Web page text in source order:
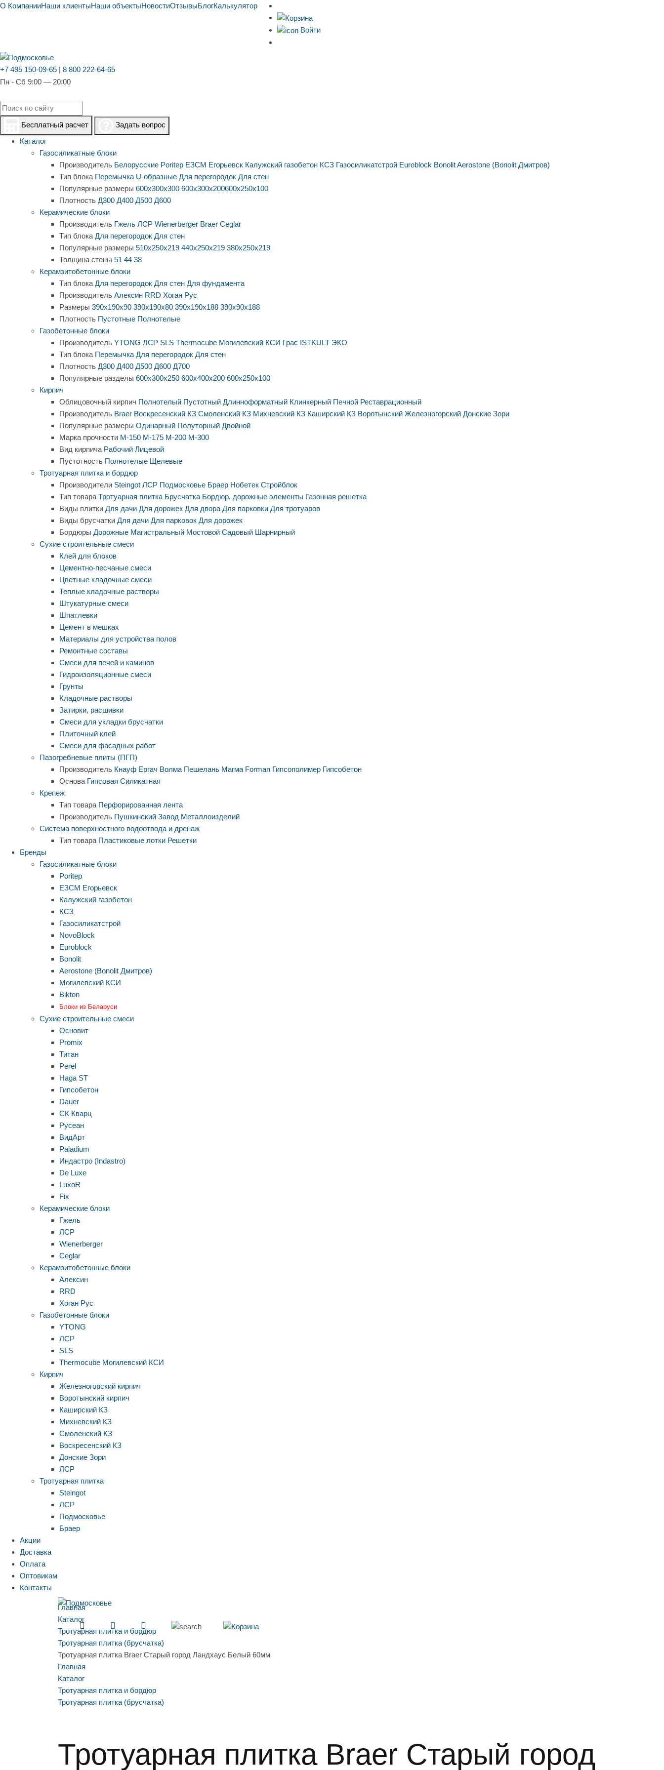
О КомпанииНаши клиентыНаши объектыНовостиОтзывыБлогКалькулятор
Войти
+7 495 150-09-65 | 8 800 222-64-65
Пн - Сб 9:00 — 20:00
Бесплатный расчет
Задать вопрос
Каталог
Газосиликатные блоки
Производитель Белорусские Poritep ЕЗСМ Егорьевск Калужский газобетон КСЗ Газосиликатстрой Euroblock BonolitAerostone (Bonolit Дмитров)
Тип блока Перемычка U-образные Для перегородок Для стен
Популярные размеры 600х300х300 600х300х200600х250х100
Плотность Д300 Д400 Д500 Д600
Керамические блоки
Производитель Гжель ЛСР Wienerberger Braer Ceglar
Тип блока Для перегородок Для стен
Популярные размеры 510х250х219 440х250х219 380х250х219
Толщина стены 51 44 38
Керамзитобетонные блоки
Тип блока Для перегородок Для стен Для фундамента
Производитель Алексин RRD Хоган Рус
Размеры 390х190х90 390х190х80 390х190х188 390х90х188
Плотность Пустотные Полнотелые
Газобетонные блоки
Производитель YTONG ЛСР SLS Thermocube Могилевский КСИ Грас ISTKULT ЭКО
Тип блока Перемычка Для перегородок Для стен
Плотность Д300 Д400 Д500 Д600 Д700
Популярные разделы 600х300х250 600х400х200 600х250х100
Кирпич
Облицовочный кирпич Полнотелый Пустотный Длинноформатный Клинкерный Печной Реставрационный
Производитель Braer Воскресенский КЗ Смоленский КЗ Михневский КЗ Каширский КЗ Воротынский Железногорский Донские Зори
Популярные размеры Одинарный Полуторный Двойной
Марка прочности М-150 М-175 М-200 М-300
Вид кирпича Рабочий Лицевой
Пустотность Полнотелые Щелевые
Тротуарная плитка и бордюр
Производители Steingot ЛСР Подмосковье Браер Нобетек Стройблок
Тип товара Тротуарная плитка Брусчатка Бордюр, дорожные элементы Газонная решетка
Виды плитки Для дачи Для дорожек Для двора Для парковки Для тротуаров
Виды брусчатки Для дачи Для парковок Для дорожек
Бордюры Дорожные Магистральный Мостовой Садовый Шарнирный
Сухие строительные смеси
Клей для блоков
Цементно-песчаные смеси
Цветные кладочные смеси
Теплые кладочные растворы
Штукатурные смеси
Шпатлевки
Цемент в мешках
Материалы для устройства полов
Ремонтные составы
Смеси для печей и каминов
Гидроизоляционные смеси
Грунты
Кладочные растворы
Затирки, расшивки
Смеси для укладки брусчатки
Плиточный клей
Смеси для фасадных работ
Пазогребневые плиты (ПГП)
Производитель Кнауф Ергач Волма Пешелань Магма Forman Гипсополимер Гипсобетон
Основа Гипсовая Силикатная
Крепеж
Тип товара Перфорированная лента
Производитель Пушкинский Завод Металлоизделий
Система поверхностного водоотвода и дренаж
Тип товара Пластиковые лотки Решетки
Бренды
Газосиликатные блоки
Poritep
ЕЗСМ Егорьевск
Калужский газобетон
КСЗ
Газосиликатстрой
NovoBlock
Euroblock
Bonolit
Aerostone (Bonolit Дмитров)
Могилевский КСИ
Bikton
Блоки из Беларуси
Сухие строительные смеси
Основит
Promix
Титан
Perel
Haga ST
Гипсобетон
Dauer
СК Кварц
Русеан
ВидАрт
Paladium
Индастро (Indastro)
De Luxe
LuxoR
Fix
Керамические блоки
Гжель
ЛСР
Wienerberger
Ceglar
Керамзитобетонные блоки
Алексин
RRD
Хоган Рус
Газобетонные блоки
YTONG
ЛСР
SLS
Thermocube Могилевский КСИ
Кирпич
Железногорский кирпич
Воротынский кирпич
Каширский КЗ
Михневский КЗ
Смоленский КЗ
Воскресенский КЗ
Донские Зори
ЛСР
Тротуарная плитка
Steingot
ЛСР
Подмосковье
Браер
Акции
Доставка
Оплата
Оптовикам
Контакты
Главная
Каталог
Тротуарная плитка и бордюр
Тротуарная плитка (брусчатка)
Тротуарная плитка Braer Старый город Ландхаус Белый 60мм
Главная
Каталог
Тротуарная плитка и бордюр
Тротуарная плитка (брусчатка)
Тротуарная плитка Braer Старый город